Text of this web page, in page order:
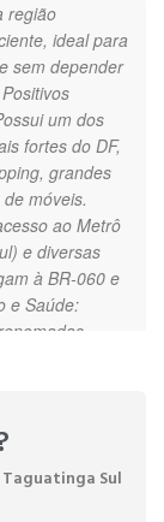
região
ideal para
sem depender
um dos
fortes do DF,
grandes
móveis.
ao Metrô
e diversas
à BR-060 e
e Saúde:
com
Taguatinga Sul